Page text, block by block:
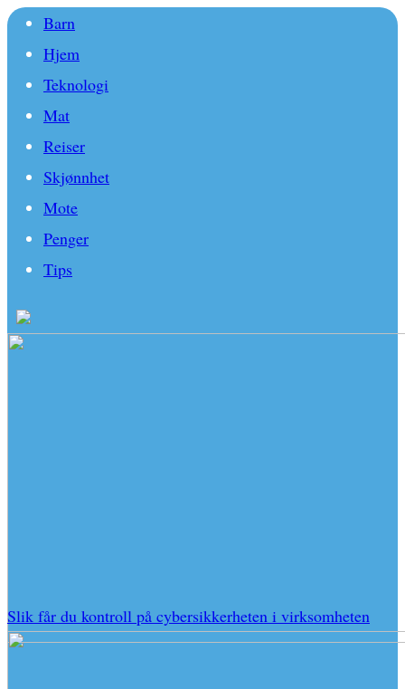
Barn
Hjem
Teknologi
Mat
Reiser
Skjønnhet
Mote
Penger
Tips
Slik får du kontroll på cybersikkerheten i virksomheten